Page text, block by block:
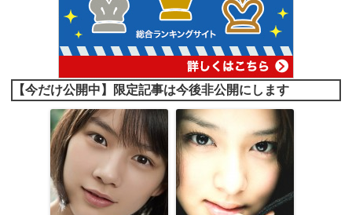
【今だけ公開中】限定記事は今後非公開にします